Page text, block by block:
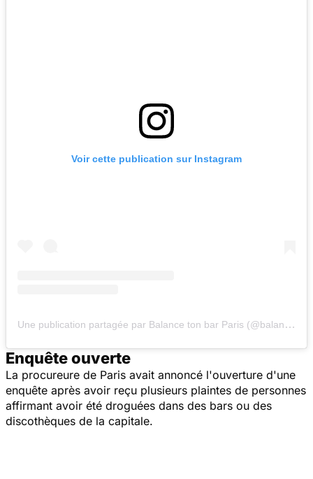
Voir cette publication sur Instagram
Une publication partagée par Balance ton bar Paris (@balance_ton_bar_paris)
Enquête ouverte
La procureure de Paris avait annoncé l'ouverture d'une
enquête après avoir reçu plusieurs plaintes de personnes
affirmant avoir été droguées dans des bars ou des
discothèques de la capitale.